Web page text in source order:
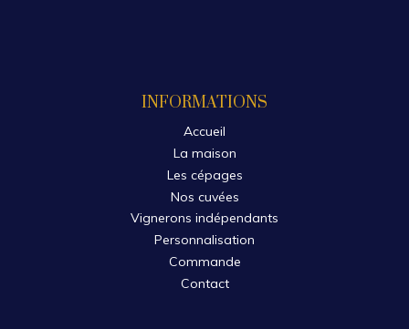
INFORMATIONS
Accueil
La maison
Les cépages
Nos cuvées
Vignerons indépendants
Personnalisation
Commande
Contact